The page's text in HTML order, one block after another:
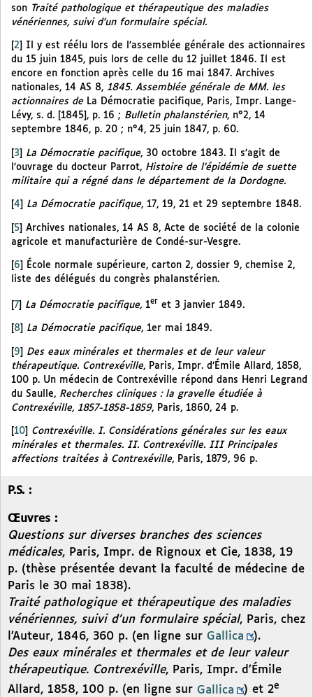
son Traité pathologique et thérapeutique des maladies
vénériennes, suivi d’un formulaire spécial.
2
Il y est réélu lors de l’assemblée générale des actionnaires
du 15 juin 1845, puis lors de celle du 12 juillet 1846. Il est
encore en fonction après celle du 16 mai 1847. Archives
nationales, 14 AS 8, 1845. Assemblée générale de MM. les
actionnaires de La Démocratie pacifique, Paris, Impr. Lange-
Lévy, s. d. [1845], p. 16 ; Bulletin phalanstérien, n°2, 14
septembre 1846, p. 20 ; n°4, 25 juin 1847, p. 60.
[3] La Démocratie pacifique, 30 octobre 1843. Il s’agit de
l’ouvrage du docteur Parrot, Histoire de l’épidémie de suette
militaire qui a régné dans le département de la Dordogne.
4 La Démocratie pacifique, 17, 19, 21 et 29 septembre 1848.
[5] Archives nationales, 14 AS 8, Acte de société de la colonie
agricole et manufacturière de Condé-sur-Vesgre.
6
École normale supérieure, carton 2, dossier 9, chemise 2,
liste des délégués du congrès phalanstérien.
[7] La Démocratie pacifique, 1er et 3 janvier 1849.
8 La Démocratie pacifique, 1er mai 1849.
[9] Des eaux minérales et thermales et de leur valeur
thérapeutique. Contrexéville, Paris, Impr. d’Émile Allard, 1858,
100 p. Un médecin de Contrexéville répond dans Henri Legrand
du Saulle, Recherches cliniques : la gravelle étudiée à
Contrexéville, 1857-1858-1859, Paris, 1860, 24 p.
10
Contrexéville. I. Considérations générales sur les eaux
minérales et thermales. II. Contrexéville. III Principales
affections traitées à Contrexéville, Paris, 1879, 96 p.
P.S. :
Œuvres :
Questions sur diverses branches des sciences
médicales, Paris, Impr. de Rignoux et Cie, 1838, 19
p. (thèse présentée devant la faculté de médecine de
Paris le 30 mai 1838).
Traité pathologique et thérapeutique des maladies
vénériennes, suivi d’un formulaire spécial, Paris, chez
l’Auteur, 1846, 360 p. (en ligne sur Gallica
).
Des eaux minérales et thermales et de leur valeur
thérapeutique. Contrexéville, Paris, Impr. d’Émile
Allard, 1858, 100 p. (en ligne sur Gallica ) et 2e